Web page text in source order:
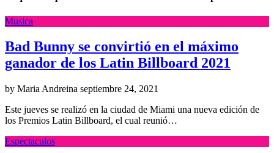
Musica
Bad Bunny se convirtió en el máximo
ganador de los Latin Billboard 2021
by Maria Andreina septiembre 24, 2021
Este jueves se realizó en la ciudad de Miami una nueva edición de
los Premios Latin Billboard, el cual reunió…
Espectaculos